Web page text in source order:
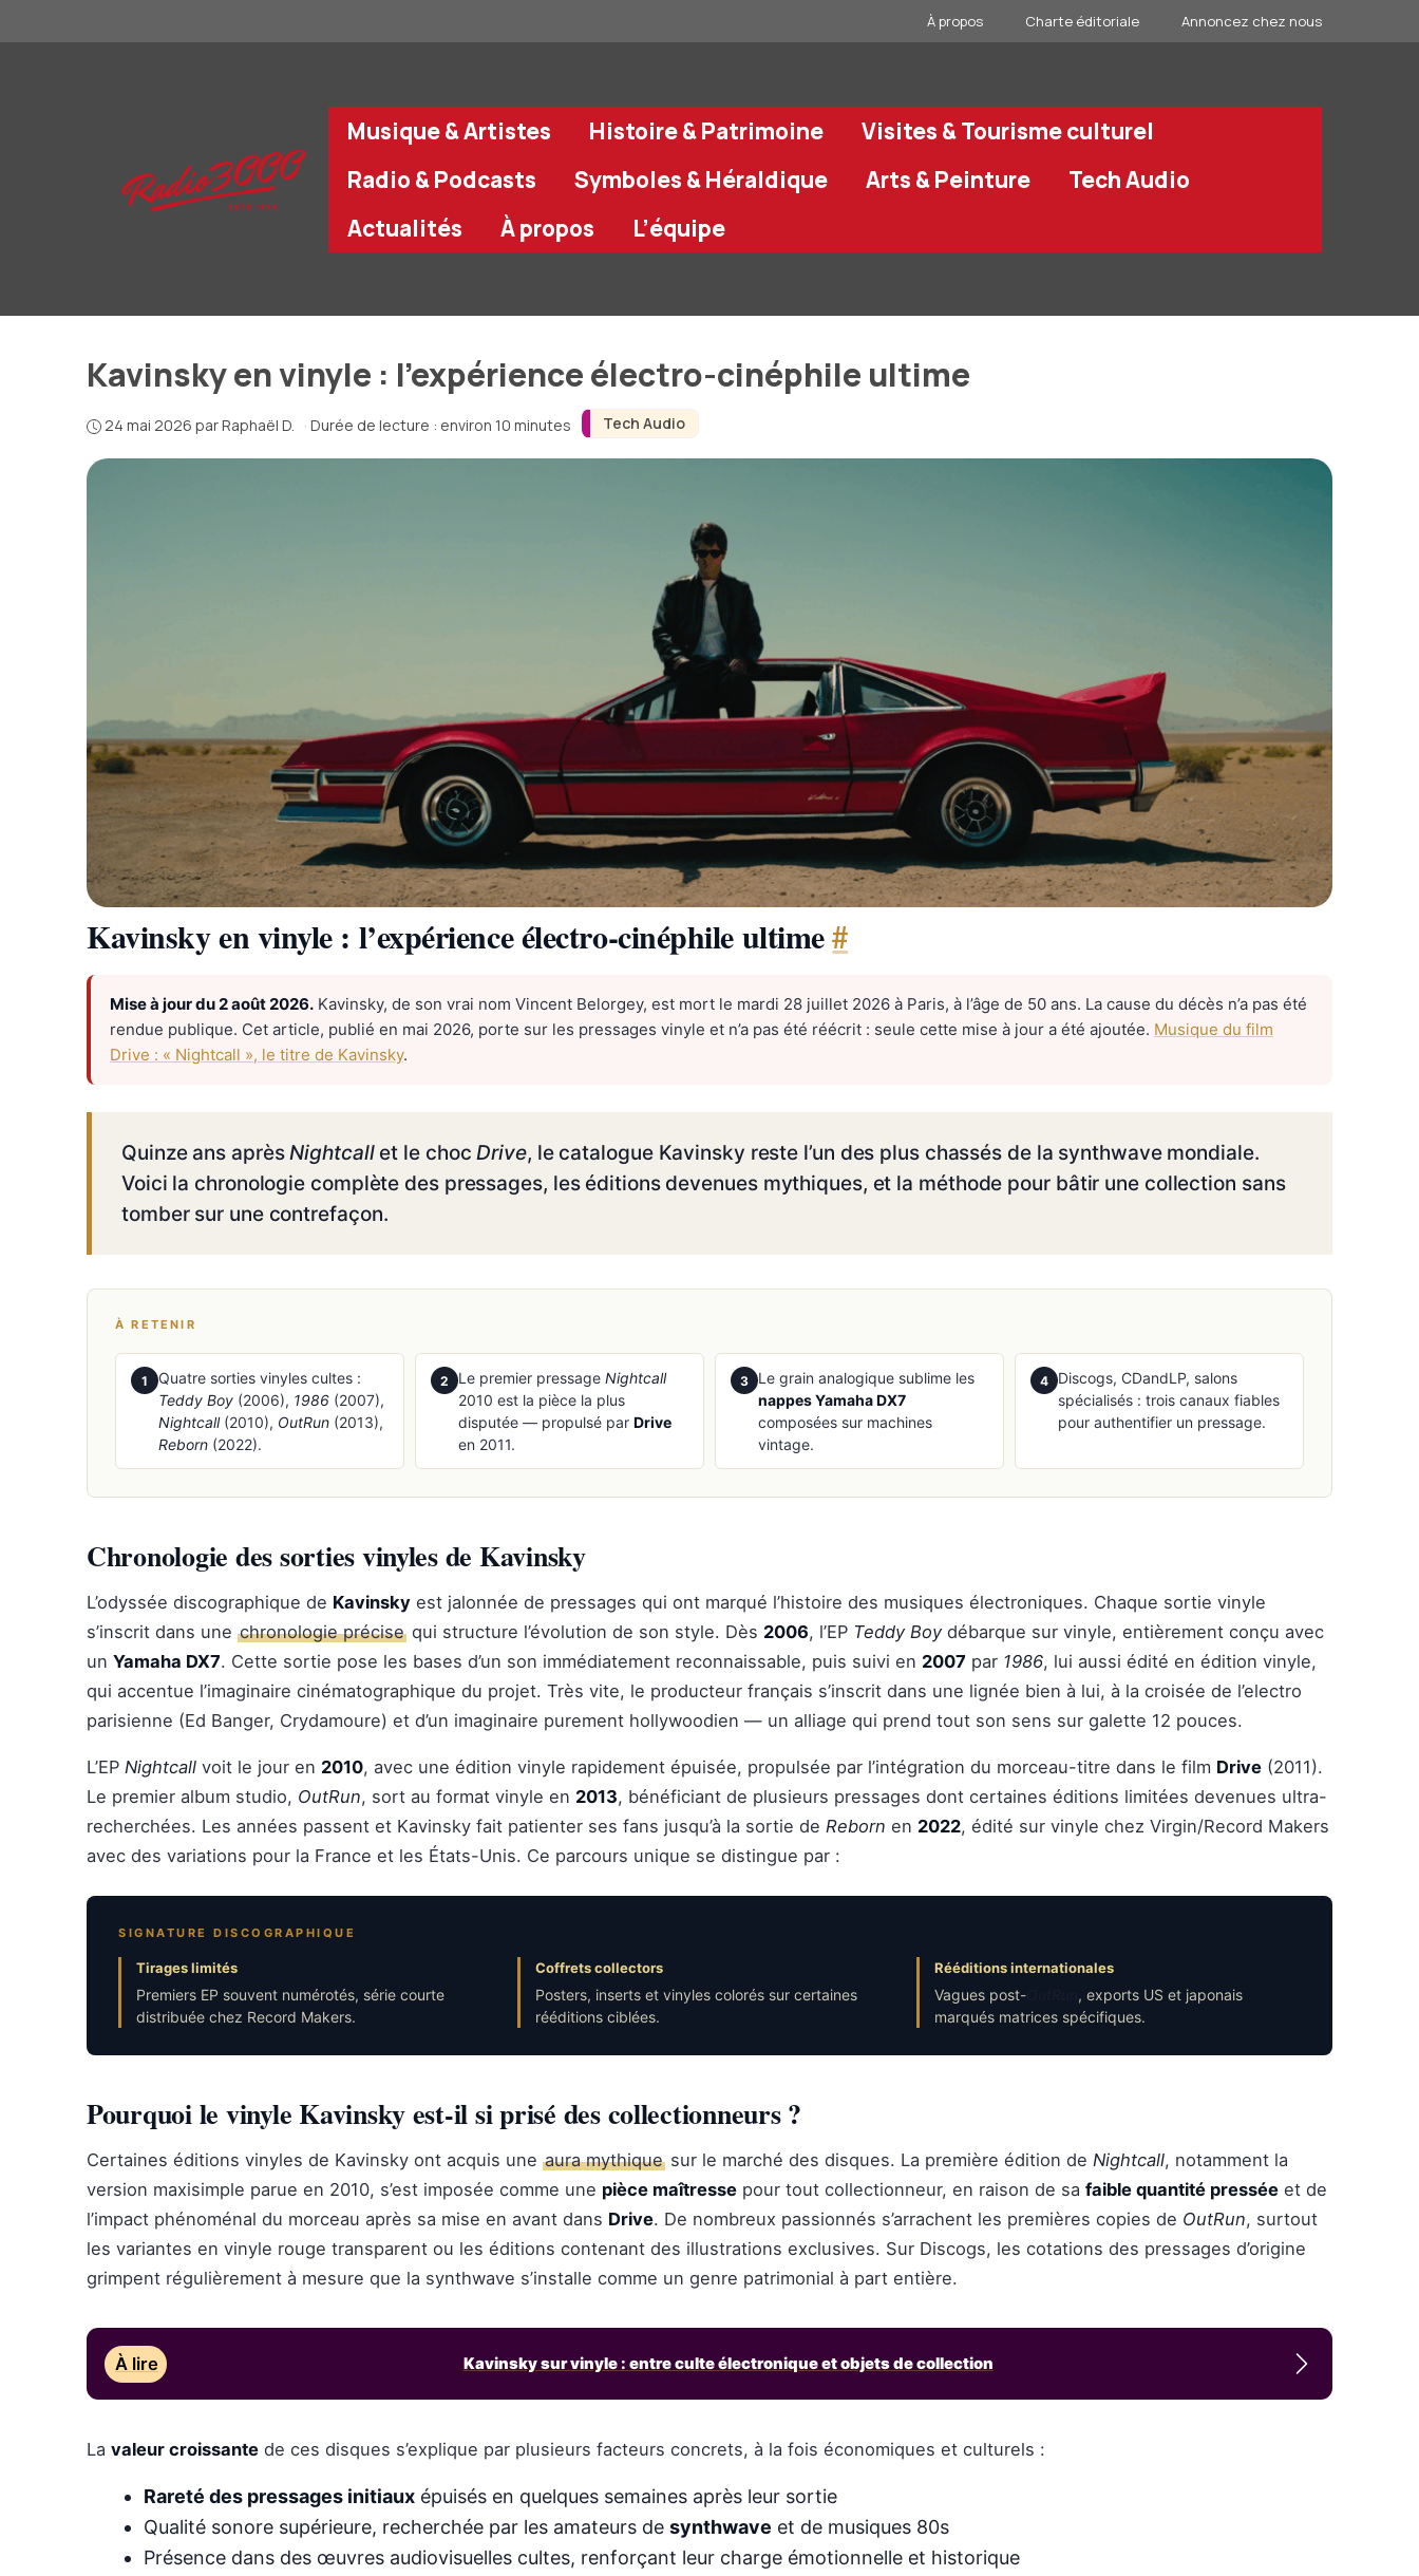
au
À propos Charte éditoriale Annoncez chez nous
Musique & Artistes Histoire & Patrimoine
Visites & Tourisme culturel
Radio & Podcasts
Symboles & Héraldique Arts & Peinture
Tech Audio
Actualités
À propos L’équipe
Tech Audio
Kavinsky en vinyle : l’expérience électro-cinéphile ultime
24 mai 2026 parRaphaël D. · Durée de lecture : environ 10 minutes
Kavinsky en vinyle : l’expérience électro-cinéphile ultime#
Mise à jour du 2 août 2026. Kavinsky, de son vrai nom Vincent Belorgey, est mort le mardi 28 juillet 2026 à Paris, à l’âge de 50 ans. La cause du décès n’a pas été
rendue publique. Cet article, publié en mai 2026, porte sur les pressages vinyle et n’a pas été réécrit : seule cette mise à jour a été ajoutée. Musique du film
Drive : « Nightcall », le titre de Kavinsky.
Quinze ans aprèsNightcallet le chocDrive, le catalogue Kavinsky reste l’un des plus chassés de la synthwave mondiale.
Voici la chronologie complète des pressages, les éditions devenues mythiques, et la méthode pour bâtir une collection sans
tomber sur une contrefaçon.
À RETENIR
1
Quatre sorties vinyles cultes :
Teddy Boy (2006), 1986 (2007),
Nightcall(2010), OutRun (2013),
Reborn (2022).
2 Le premier pressage Nightcall
2010 est la pièce la plus
disputée — propulsé par Drive
en 2011.
3
Le grain analogique sublime les
nappes Yamaha DX7
composées sur machines
vintage.
4
Discogs, CDandLP, salons
spécialisés : trois canaux fiables
pour authentifier un pressage.
Chronologie des sorties vinyles de Kavinsky
L’odyssée discographique de Kavinsky est jalonnée de pressages qui ont marqué l’histoire des musiques électroniques. Chaque sortie vinyle
s’inscrit dans une chronologie précise qui structure l’évolution de son style. Dès 2006, l’EP Teddy Boydébarque sur vinyle, entièrement conçu avec
un Yamaha DX7. Cette sortie pose les bases d’un son immédiatement reconnaissable, puis suivi en 2007 par 1986, lui aussi édité en édition vinyle,
qui accentue l’imaginaire cinématographique du projet. Très vite, le producteur français s’inscrit dans une lignée bien à lui, à la croisée de l’electro
parisienne (Ed Banger, Crydamoure) et d’un imaginaire purement hollywoodien — un alliage qui prend tout son sens sur galette 12 pouces.
L’EP Nightcall voit le jour en 2010, avec une édition vinyle rapidement épuisée, propulsée par l’intégration du morceau-titre dans le film Drive (2011).
Le premier album studio, OutRun, sort au format vinyle en 2013, bénéficiant de plusieurs pressages dont certaines éditions limitées devenues ultra-
recherchées. Les années passent et Kavinsky fait patienter ses fans jusqu’à la sortie de Reborn en 2022, édité sur vinyle chez Virgin/Record Makers
avec des variations pour la France et les États-Unis. Ce parcours unique se distingue par :
SIGNATURE DISCOGRAPHIQUE
Tirages limités
Premiers EP souvent numérotés, série courte
distribuée chez Record Makers.
Coffrets collectors
Posters, inserts et vinyles colorés sur certaines
rééditions ciblées.
Rééditions internationales
Vagues post-
, exports US et japonais
marqués matrices spécifiques.
Pourquoi le vinyle Kavinsky est-il si prisé des collectionneurs ?
Certaines éditions vinyles de Kavinsky ont acquis une aura mythique sur le marché des disques. La première édition de Nightcall, notamment la
version maxisimple parue en 2010, s’est imposée comme une pièce maîtresse pour tout collectionneur, en raison de sa faible quantité pressée et de
l’impact phénoménal du morceau après sa mise en avant dans Drive. De nombreux passionnés s’arrachent les premières copies de OutRun, surtout
les variantes en vinyle rouge transparent ou les éditions contenant des illustrations exclusives. Sur Discogs, les cotations des pressages d’origine
grimpent régulièrement à mesure que la synthwave s’installe comme un genre patrimonial à part entière.
À lire Kavinsky sur vinyle : entre culte électronique et objets de collection
La valeur croissante de ces disques s’explique par plusieurs facteurs concrets, à la fois économiques et culturels :
Rareté des pressages initiaux épuisés en quelques semaines après leur sortie
Qualité sonore supérieure, recherchée par les amateurs de synthwave et de musiques 80s
Présence dans des œuvres audiovisuelles cultes, renforçant leur charge émotionnelle et historique